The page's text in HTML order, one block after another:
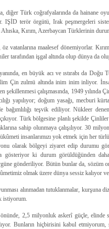
diğer Türk coğrafyalarında da hainane
IŞİD terör örgütü, Irak peşmergeleri
Kırım, Azerbaycan Türklerinin
vatanlarına maalesef dönemiyorlar.
tarafından işgal altında olup dünya da
en büyük acı ve ıstırabı da
Çin zulmü altında inim inim inliyor.
şekillenmesi çalışmasında, 1949
yapılıyor; doğum yasağı, mecburi
bağımlılığı teşvik ediliyor. Nükleer
Türk bölgesine planlı şekilde
sahip olunmaya çalışılıyor. 30
insanlarımızı yok etmek için her
olarak bölgeyi ziyaret edip durumu
gösteriyor ki durum görüldüğünden
gönderiliyor. Bütün bunlar da, sözüm
olmak üzere dünya sessiz kalıyor
alınmadan tutuklanmalar, kurşuna
istiyorum.
2,5 milyonluk askerî güçle,
Bunların hiçbirisini kabul